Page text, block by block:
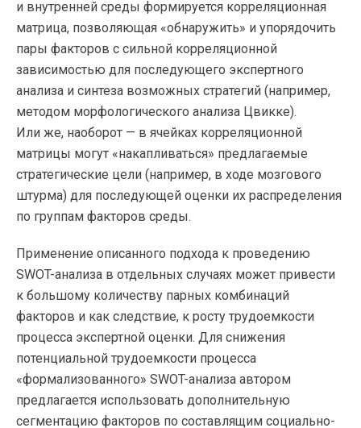
и внутренней среды формируется корреляционная
матрица, позволяющая «обнаружить» и упорядочить
пары факторов с сильной корреляционной
зависимостью для последующего экспертного
анализа и синтеза возможных стратегий (например,
методом морфологического анализа Цвикке).
Или же, наоборот — в ячейках корреляционной
матрицы могут «накапливаться» предлагаемые
стратегические цели (например, в ходе мозгового
штурма) для последующей оценки их распределения
по группам факторов среды.
Применение описанного подхода к проведению
SWOT-анализа в отдельных случаях может привести
к большому количеству парных комбинаций
факторов и как следствие, к росту трудоемкости
процесса экспертной оценки. Для снижения
потенциальной трудоемкости процесса
«формализованного» SWOT-анализа автором
предлагается использовать дополнительную
сегментацию факторов по составлящим социально-